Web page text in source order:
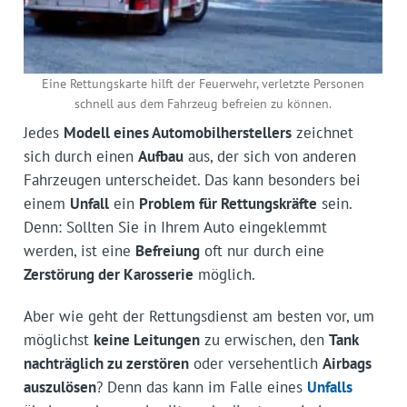
Eine Rettungskarte hilft der Feuerwehr, verletzte Personen
schnell aus dem Fahrzeug befreien zu können.
Jedes Modell eines Automobilherstellerszeichnet
sich durch einen Aufbauaus, der sich von anderen
Fahrzeugen unterscheidet. Das kann besonders bei
einem Unfallein Problem für Rettungskräfte sein.
Denn: Sollten Sie in Ihrem Auto eingeklemmt
werden, ist eine Befreiungoft nur durch eine
Zerstörung der Karosserie möglich.
Aber wie geht der Rettungsdienst am besten vor, um
möglichst keine Leitungenzu erwischen, den Tank
nachträglich zu zerstörenoder versehentlich Airbags
auszulösen? Denn das kann im Falle eines Unfalls